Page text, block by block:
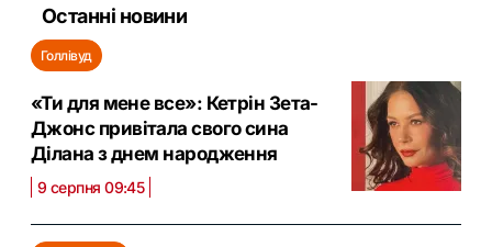
Останні новини
Голлівуд
«Ти для мене все»: Кетрін Зета-
Джонс привітала свого сина
Ділана з днем народження
9 серпня 09:45